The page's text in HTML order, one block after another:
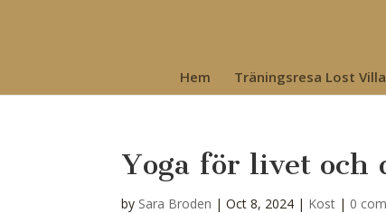
Hem Träningsresa Lost
Yoga för livet och
by Sara Broden |Oct 8, 2024 | Kost | 0